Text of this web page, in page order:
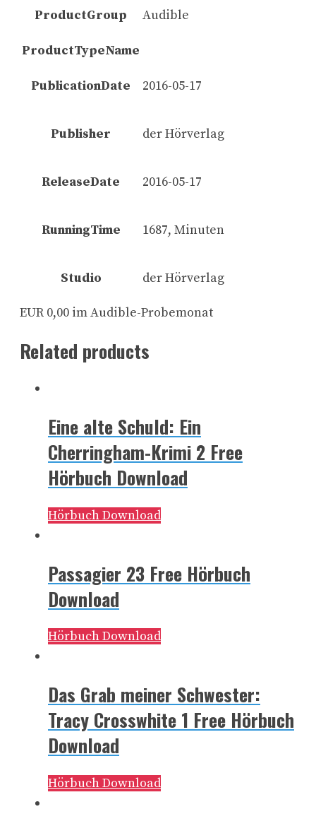
ProductGroup Audible
ProductTypeName
PublicationDate 2016-05-17
Publisher der Hörverlag
ReleaseDate 2016-05-17
RunningTime 1687, Minuten
Studio der Hörverlag
EUR 0,00 im Audible-Probemonat
Related products
Eine alte Schuld: Ein
Cherringham-Krimi 2 Free
Hörbuch Download
Hörbuch Download
Passagier 23 Free Hörbuch
Download
Hörbuch Download
Das Grab meiner Schwester:
Tracy Crosswhite 1 Free Hörbuch
Download
Hörbuch Download